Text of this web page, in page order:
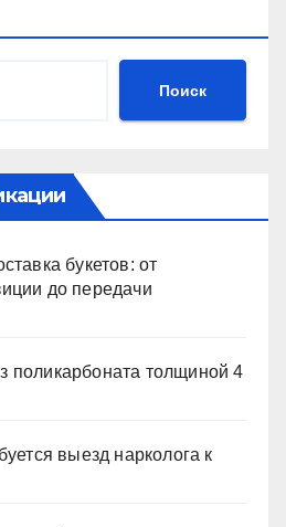
Поиск
букетов: от
до передачи
поликарбоната толщиной 4
выезд нарколога к